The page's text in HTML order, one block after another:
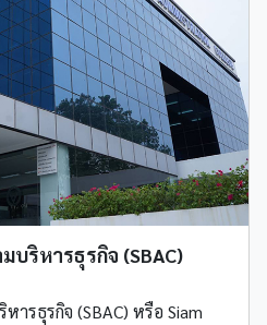
บริหารธุรกิจ (SBAC)
ารธุรกิจ (SBAC) หรือ Siam